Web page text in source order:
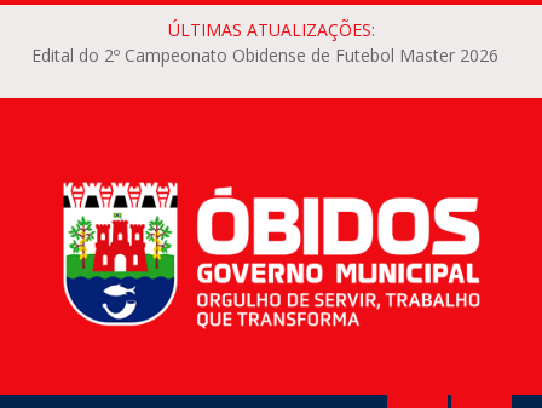
ÚLTIMAS ATUALIZAÇÕES:
Edital do 2º Campeonato Obidense de Futebol Master 2026